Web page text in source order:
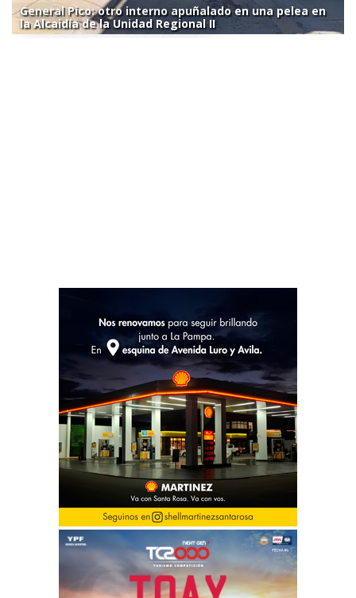
General Pico: otro interno apuñalado en una pelea en
la Alcaidía de la Unidad Regional II